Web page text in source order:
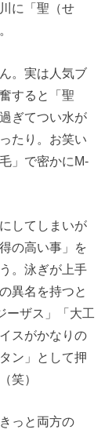
に「聖（せ
。実は人気ブ
すると「聖
ぎてつい水が
たり。お笑い
」で密かにM-
してしまいが
の高い事」を
。泳ぎが上手
異名を持つと
ーザス」「大工
スがかなりの
ン」として押
笑）
っと両方の